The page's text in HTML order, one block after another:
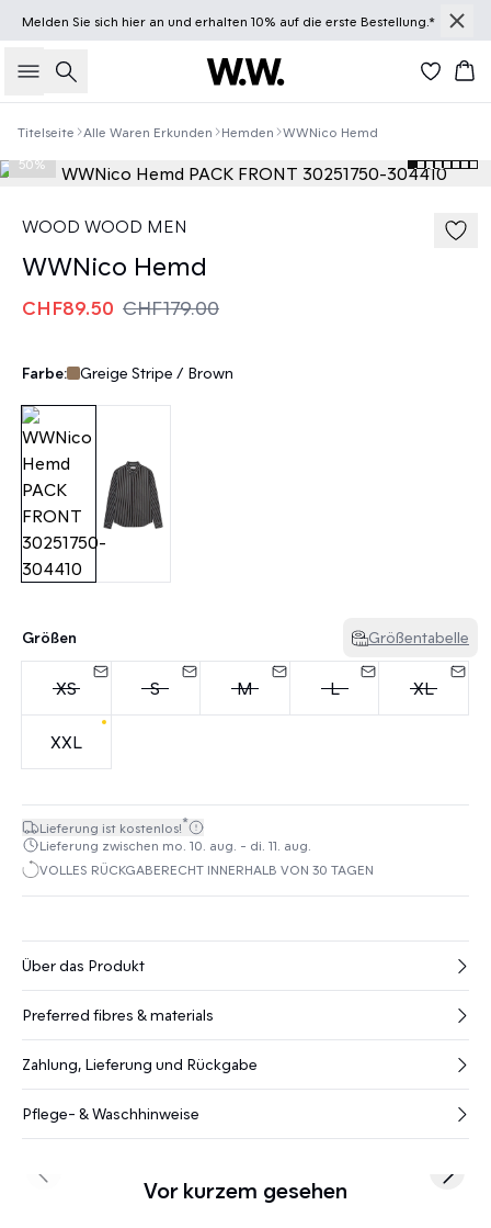
Melden Sie sich hieran und erhalten 10% auf die erste Bestellung.*
Suche
Titelseite Alle Waren Erkunden Hemden WWNico Hemd
50%
WOOD WOOD MEN
WWNico Hemd
CHF89.50 CHF179.00
Farbe: Greige Stripe / Brown
Größen Größentabelle
XS S M L XL
XXL
Lieferung ist kostenlos!*
Lieferung zwischen mo. 10. aug. - di. 11. aug.
VOLLES RÜCKGABERECHT INNERHALB VON 30 TAGEN
Über das Produkt
Preferred fibres & materials
Zahlung, Lieferung und Rückgabe
Pflege- & Waschhinweise
Vor kurzem gesehen
Previous slide Next